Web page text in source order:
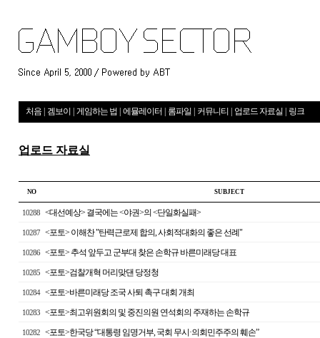
처음 겜보이 게임하는 법 에뮬레이터 롬파일 커뮤니티 업로드 자료실 링크
업로드 자료실
NO S U B J E C T
10288 <대선예상> 결국에는 <야권>의 <단일화실패>
10287 <포토> 이해찬 "탄력근로제 합의, 사회적대화의 좋은 선례"
10286 <포토> 추석 앞두고 군부대 찾은 손학규 바른미래당 대표
10285 <포토>검찰개혁 머리맞댄 당정청
10284 <포토>바른미래당 조국 사퇴 촉구 대회 개최
10283 <포토>최고위원회의 및 중진의원 연석회의 주재하는 손학규
10282 <포토>한국당 “대통령 임명거부, 국회 무시·의회민주주의 훼손”